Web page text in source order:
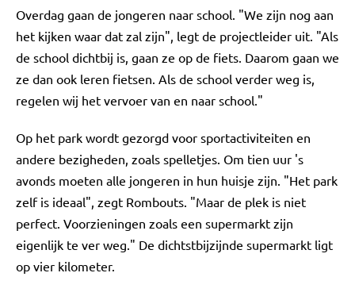
Overdag gaan de jongeren naar school. "We zijn nog aan
het kijken waar dat zal zijn", legt de projectleider uit. "Als
de school dichtbij is, gaan ze op de fiets. Daarom gaan we
ze dan ook leren fietsen. Als de school verder weg is,
regelen wij het vervoer van en naar school."
Op het park wordt gezorgd voor sportactiviteiten en
andere bezigheden, zoals spelletjes. Om tien uur 's
avonds moeten alle jongeren in hun huisje zijn. "Het park
zelf is ideaal", zegt Rombouts. "Maar de plek is niet
perfect. Voorzieningen zoals een supermarkt zijn
eigenlijk te ver weg." De dichtstbijzijnde supermarkt ligt
op vier kilometer.